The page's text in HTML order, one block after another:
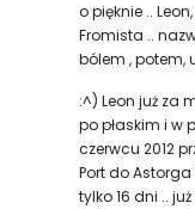
o pięknie ..
Fromista ..
bólem , potem,
:^) Leon już za
po płaskim i w
czerwcu 2012
Port do Astorga
tylko 16 dni ..